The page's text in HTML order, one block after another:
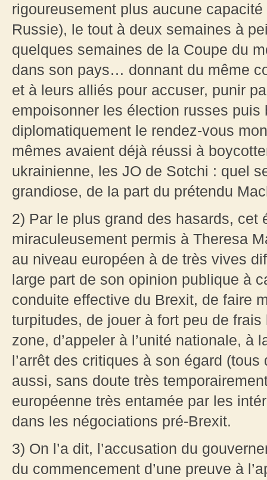
rigoureusement plus aucune
Russie), le tout à deux semaines à
quelques semaines de la Coupe du
dans son pays… donnant du même
et à leurs alliés pour accuser, punir
empoisonner les élection russes puis
diplomatiquement le rendez-vous
mêmes avaient déjà réussi à
ukrainienne, les JO de Sotchi : quel
grandiose, de la part du prétendu
2) Par le plus grand des hasards, cet
miraculeusement permis à Theresa
au niveau européen à de très vives
large part de son opinion publique à
conduite effective du Brexit, de faire
turpitudes, de jouer à fort peu de
zone, d’appeler à l’unité nationale, à
l’arrêt des critiques à son égard
aussi, sans doute très
européenne très entamée par les
dans les négociations pré-Brexit.
3) On l’a dit, l’accusation du
du commencement d’une preuve à